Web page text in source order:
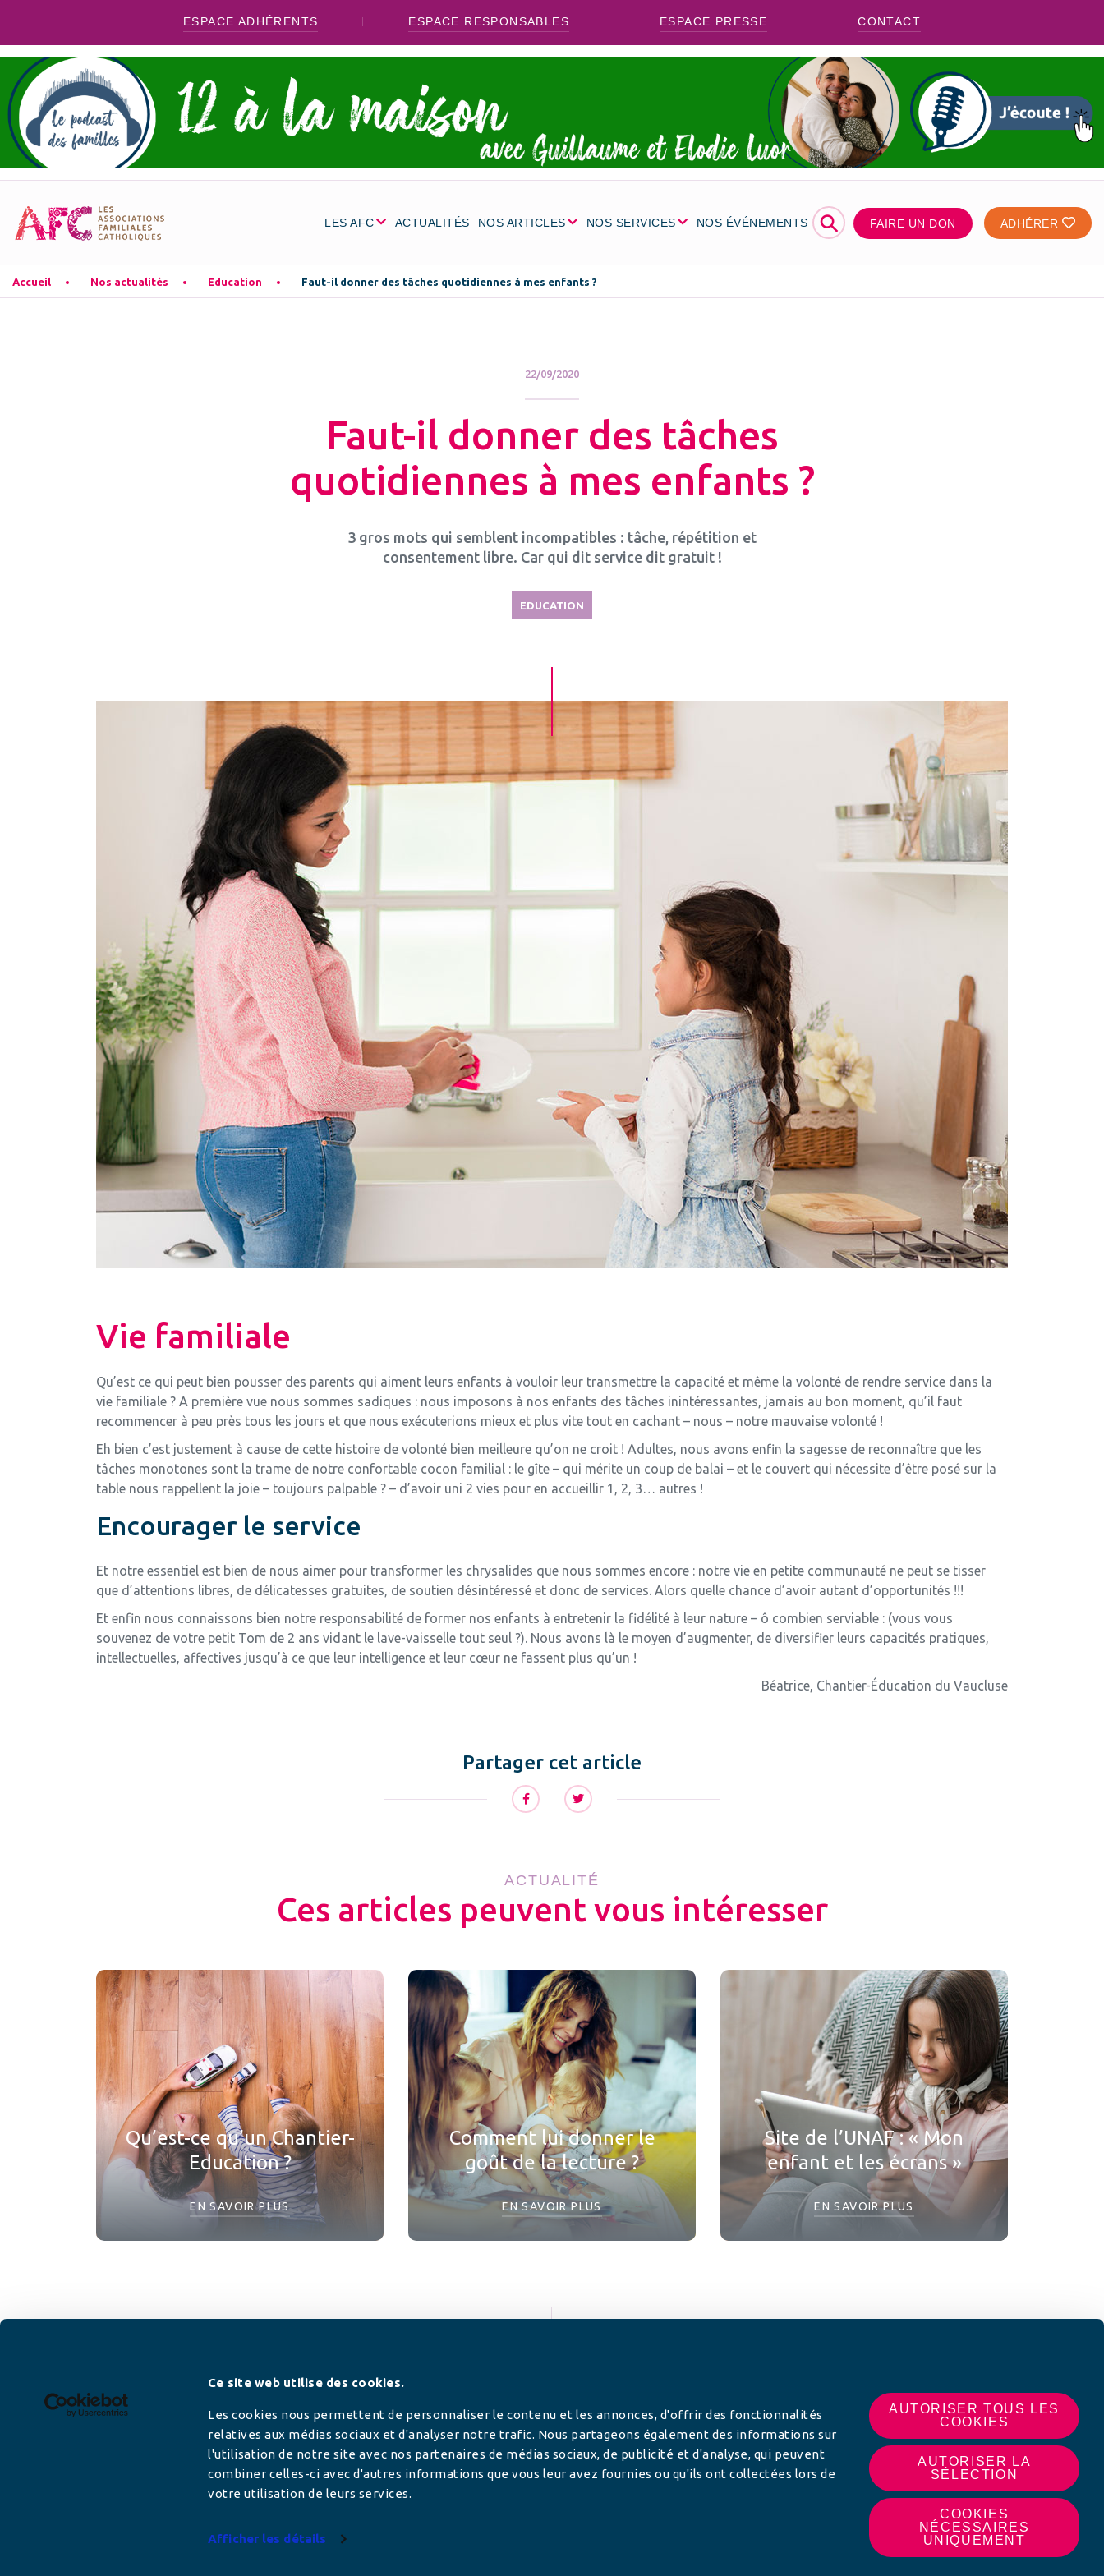
Ce site web utilise des cookies.
Les cookies nous permettent de personnaliser le contenu et les annonces, d'offrir des fonctionnalités
relatives aux médias sociaux et d'analyser notre trafic. Nous partageons également des informations sur
l'utilisation de notre site avec nos partenaires de médias sociaux, de publicité et d'analyse, qui peuvent
combiner celles-ci avec d'autres informations que vous leur avez fournies ou qu'ils ont collectées lors de
votre utilisation de leurs services.
Afficher les détails
AUTORISER TOUS LES
COOKIES
AUTORISER LA
SÉLECTION
COOKIES
NÉCESSAIRES
UNIQUEMENT
ESPACE ADHÉRENTS ESPACE RESPONSABLES ESPACE PRESSE CONTACT
LES AFC ACTUALITÉS NOS ARTICLES NOS SERVICES NOS ÉVÉNEMENTS ⚲ FAIRE UN DON ADHÉRER
Accueil Nos actualités Education Faut-il donner des tâches quotidiennes à mes enfants ?
22/09/2020
Faut-il donner des tâches
quotidiennes à mes enfants ?
3 gros mots qui semblent incompatibles : tâche, répétition et
consentement libre. Car qui dit service dit gratuit !
EDUCATION
Vie familiale
Qu’est ce qui peut bien pousser des parents qui aiment leurs enfants à vouloir leur transmettre la capacité et même la volonté de rendre service dans la
vie familiale ? A première vue nous sommes sadiques : nous imposons à nos enfants des tâches inintéressantes, jamais au bon moment, qu’il faut
recommencer à peu près tous les jours et que nous exécuterions mieux et plus vite tout en cachant – nous – notre mauvaise volonté !
Eh bien c’est justement à cause de cette histoire de volonté bien meilleure qu’on ne croit ! Adultes, nous avons enfin la sagesse de reconnaître que les
tâches monotones sont la trame de notre confortable cocon familial : le gîte – qui mérite un coup de balai – et le couvert qui nécessite d’être posé sur la
table nous rappellent la joie – toujours palpable ? – d’avoir uni 2 vies pour en accueillir 1, 2, 3… autres !
Encourager le service
Et notre essentiel est bien de nous aimer pour transformer les chrysalides que nous sommes encore : notre vie en petite communauté ne peut se tisser
que d’attentions libres, de délicatesses gratuites, de soutien désintéressé et donc de services. Alors quelle chance d’avoir autant d’opportunités !!!
Et enfin nous connaissons bien notre responsabilité de former nos enfants à entretenir la fidélité à leur nature – ô combien serviable : (vous vous
souvenez de votre petit Tom de 2 ans vidant le lave-vaisselle tout seul ?). Nous avons là le moyen d’augmenter, de diversifier leurs capacités pratiques,
intellectuelles, affectives jusqu’à ce que leur intelligence et leur cœur ne fassent plus qu’un !
Béatrice, Chantier-Éducation du Vaucluse
Partager cet article
ACTUALITÉ
Ces articles peuvent vous intéresser
Qu’est-ce qu’un Chantier-
Education ?
EN SAVOIR PLUS
Comment lui donner le
goût de la lecture ?
EN SAVOIR PLUS
Site de l’UNAF : « Mon
enfant et les écrans »
EN SAVOIR PLUS
Newsletter